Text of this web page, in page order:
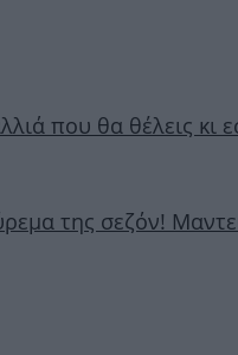
που θα θέλεις κι
της σεζόν!